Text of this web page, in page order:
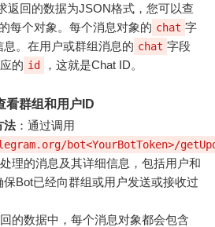
返回的数据为JSON格式，您可以查
每个对象。每个消息对象的 chat 字
。在用户或群组消息的 chat 字段
的 id ，这就是Chat ID。
群组和用户ID
法：通过调用
bot<YourBotToken>/
理的消息及其详细信息，包括用户和
Bot已经向群组或用户发送或接收过
回的数据中，每个消息对象都会包含